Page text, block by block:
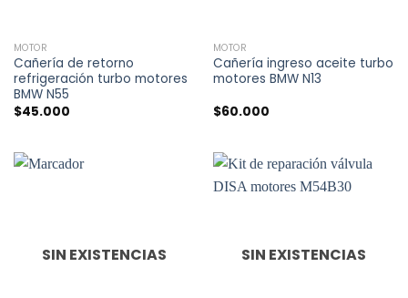
MOTOR
Cañería de retorno
refrigeración turbo motores
BMW N55
$45.000
MOTOR
Cañería ingreso aceite turbo
motores BMW N13
$60.000
SIN EXISTENCIAS SIN EXISTENCIAS